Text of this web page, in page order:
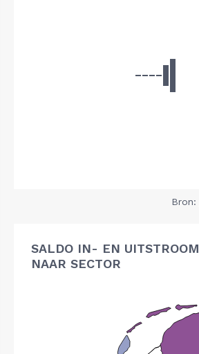
Bron:
SALDO IN- EN UITSTROOM
NAAR SECTOR